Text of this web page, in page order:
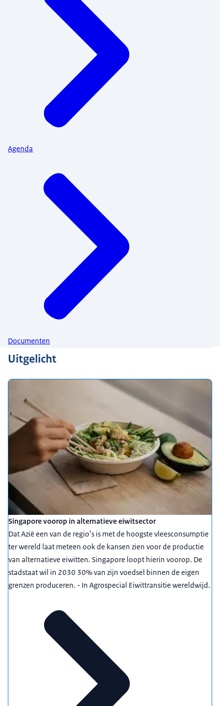
Agenda
Documenten
Uitgelicht
Singapore voorop in alternatieve eiwitsector
Dat Azië een van de regio’s is met de hoogste vleesconsumptie
ter wereld laat meteen ook de kansen zien voor de productie
van alternatieve eiwitten. Singapore loopt hierin voorop. De
stadstaat wil in 2030 30% van zijn voedsel binnen de eigen
grenzen produceren. - In Agrospecial Eiwittransitie wereldwijd.